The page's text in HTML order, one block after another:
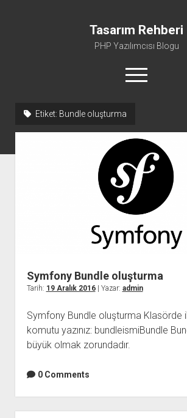
Tasarım Rehberi
PHP Yazılımcısı Blogu
menüyü
aç
Hakkımda
Etiket: Bundle oluşturma
Symfony Bundle oluşturma
Tarih: 19 Aralık 2016| Yazar: admin
Symfony Bundle oluşturma Klasörde
komutu yazınız: bundleismiBundle
büyük olmak zorundadır.
0 Comments